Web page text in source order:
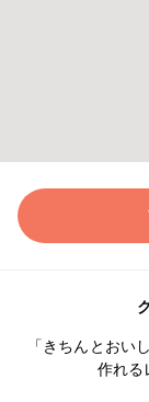
「きちんとおい
作れる